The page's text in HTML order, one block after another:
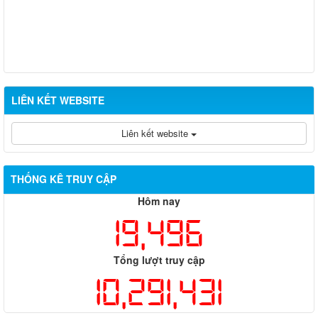
Đợt 11/2026
LIÊN KẾT WEBSITE
Liên kết website
THỐNG KÊ TRUY CẬP
Hôm nay
19,496
Tổng lượt truy cập
10,291,431